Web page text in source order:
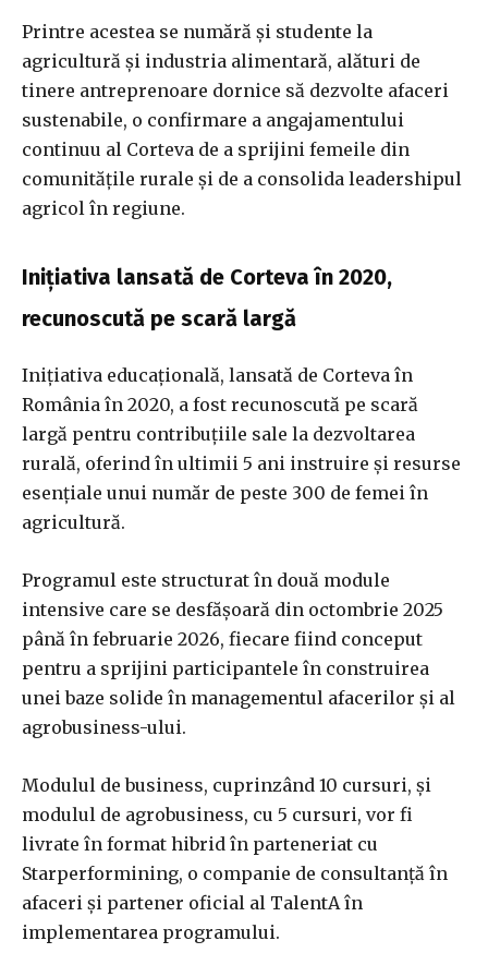
Printre acestea se numără și studente la
agricultură și industria alimentară, alături de
tinere antreprenoare dornice să dezvolte afaceri
sustenabile, o confirmare a angajamentului
continuu al Corteva de a sprijini femeile din
comunitățile rurale și de a consolida leadershipul
agricol în regiune.
Inițiativa lansată de Corteva în 2020,
recunoscută pe scară largă
Inițiativa educațională, lansată de Corteva în
România în 2020, a fost recunoscută pe scară
largă pentru contribuțiile sale la dezvoltarea
rurală, oferind în ultimii 5 ani instruire și resurse
esențiale unui număr de peste 300 de femei în
agricultură.
Programul este structurat în două module
intensive care se desfășoară din octombrie 2025
până în februarie 2026, fiecare fiind conceput
pentru a sprijini participantele în construirea
unei baze solide în managementul afacerilor și al
agrobusiness-ului.
Modulul de business, cuprinzând 10 cursuri, și
modulul de agrobusiness, cu 5 cursuri, vor fi
livrate în format hibrid în parteneriat cu
Starperformining, o companie de consultanță în
afaceri și partener oficial al TalentA în
implementarea programului.